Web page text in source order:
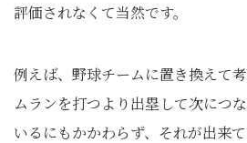
評価されなくて当然です。
例えば、野球チームに置き換えて
ムランを打つより出塁して次につ
いるにもかかわらず、それが出来